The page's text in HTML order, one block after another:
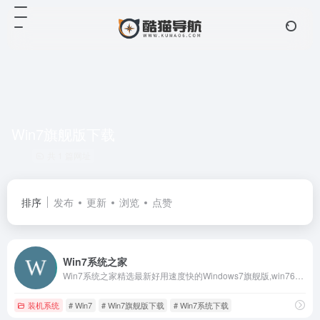
排序 发布 更新 浏览 点赞
Win7系统之家
装机系统 # Win7 # Win7旗舰版下载 # Win7系统下载